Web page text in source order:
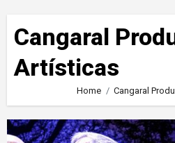
Cangaral
Artísticas
Home Cangaral